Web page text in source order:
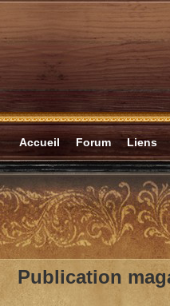
Accueil Forum Liens
Publication